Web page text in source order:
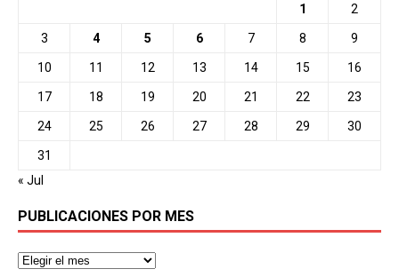
1 2
3 4 5 6 7 8 9
10 11 12 13 14 15 16
17 18 19 20 21 22 23
24 25 26 27 28 29 30
31
« Jul
PUBLICACIONES POR MES